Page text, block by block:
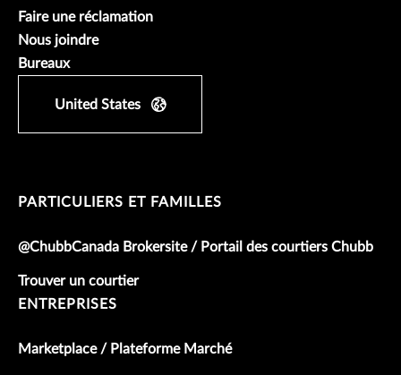
Faire une réclamation
Nous joindre
Bureaux
United States
PARTICULIERS ET FAMILLES
@ChubbCanada Brokersite / Portail des courtiers Chubb
Trouver un courtier
ENTREPRISES
Marketplace / Plateforme Marché